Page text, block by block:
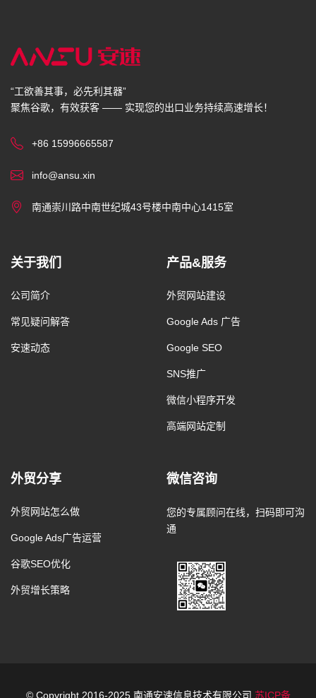
“工欲善其事，必先利其器”
聚焦谷歌，有效获客 —— 实现您的出口业务持续高速增长！
+86 15996665587
info@ansu.xin
南通崇川路中南世纪城43号楼中南中心1415室
关于我们
公司简介
常见疑问解答
安速动态
产品&服务
外贸网站建设
Google Ads 广告
Google SEO
SNS推广
微信小程序开发
高端网站定制
外贸分享
外贸网站怎么做
Google Ads广告运营
谷歌SEO优化
外贸增长策略
微信咨询
您的专属顾问在线，扫码即可沟
通
© Copyright 2016-2025 南通安速信息技术有限公司 苏ICP备